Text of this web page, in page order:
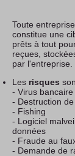
Toute
constitue une
prêts à tout
reçues,
par l'entreprise.
Les risques
- Virus bancaire
- Destruction de
- Fishing
- Logiciel
données
- Fraude au
- Demande de